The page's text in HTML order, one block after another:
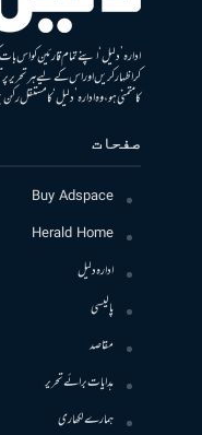
ادارہ ’دلیل‘ اپنے تمام قارئین کو اس
کر اظہار کریں اور اس کے لیے ہر
کا متمنی ہو، وہ ادارہ ’دلیل‘ کا
صفحات
Buy Adspace
Herald Home
ادارہ دلیل
پالیسی
مقاصد
ہدایات برائے تحریر
ہمارے لکھاری